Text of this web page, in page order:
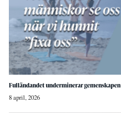
Fulländandet underminerar gemenskapen
8 april, 2026